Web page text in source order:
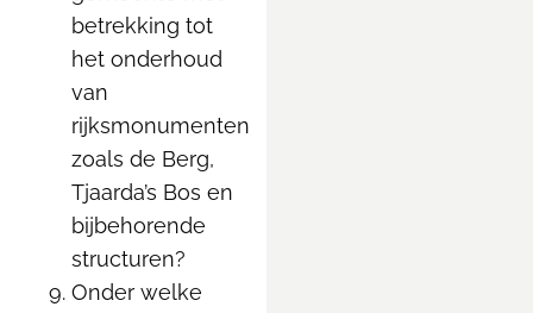
betrekking tot
het onderhoud
van
rijksmonumenten
zoals de Berg,
Tjaarda’s Bos en
bijbehorende
structuren?
Onder welke